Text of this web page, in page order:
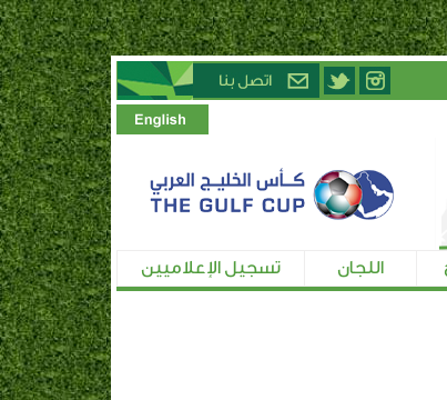
اللجان تسجيل الإعلاميين